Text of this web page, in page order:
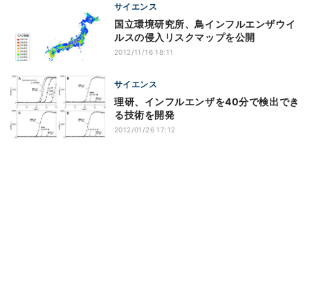
サイエンス
国立環境研究所、鳥インフルエンザウイ
ルスの侵入リスクマップを公開
2012/11/16 18:11
サイエンス
理研、インフルエンザを40分で検出でき
る技術を開発
2012/01/26 17:12